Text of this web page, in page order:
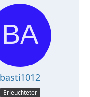
basti1012
Erleuchteter